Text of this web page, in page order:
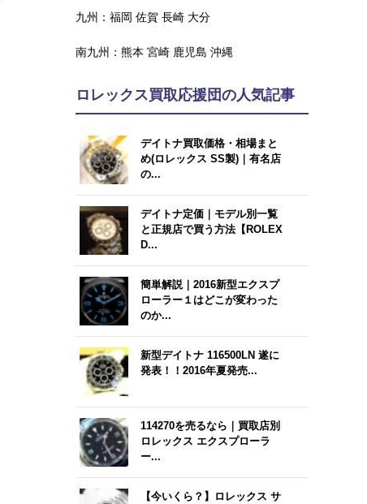
九州： 福岡 佐賀 長崎 大分
南九州： 熊本 宮崎 鹿児島 沖縄
ロレックス買取応援団の人気記事
デイトナ買取価格・相場まと
め(ロレックス SS製)｜有名店
の...
デイトナ定価｜モデル別一覧
と正規店で買う方法【ROLEX
D...
簡単解説｜2016新型エクスプ
ローラー１はどこが変わった
のか...
新型デイトナ 116500LN 遂に
発表！！2016年夏発売...
114270を売るなら｜買取店別
ロレックス エクスプローラ
ー...
【今いくら？】ロレックス サ